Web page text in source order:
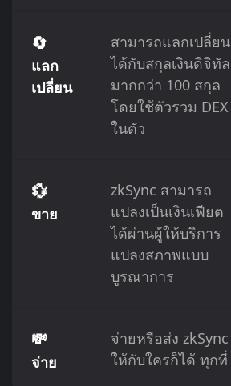
🔄
แลก
เปลี่ยน
สามารถแลกเปลี่ยน
ได้กับสกุลเงินดิจิทัล
มากกว่า 100 สกุล
โดยใช้ตัวรวม DEX
ในตัว
💱
ขาย
zkSync สามารถ
แปลงเป็นเงินเฟียต
ได้ผ่านผู้ให้บริการ
แปลงสภาพแบบ
บูรณาการ
💸
จ่าย
จ่ายหรือส่ง zkSync
ให้กับใครก็ได้ ทุกที่